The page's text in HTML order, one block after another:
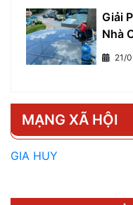
Giải
Nhà
Nhiệt
21/
MẠNG XÃ HỘI
GIA HUY